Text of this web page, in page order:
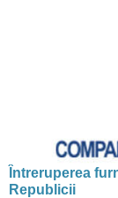
Întreruperea
Republicii